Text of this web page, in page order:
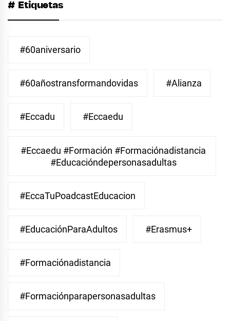
# Etiquetas
#60aniversario
#60añostransformandovidas #Alianza
#eccadu #eccaedu
#eccaedu #formación #formaciónadistancia
#educacióndepersonasadultas
#EccaTuPoadcastEducacion
#EducaciónParaAdultos #Erasmus+
#Formaciónadistancia
#Formaciónparapersonasadultas